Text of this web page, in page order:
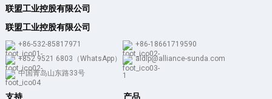
联盟工业控股有限公司
联盟工业控股有限公司
+86-532-85817971
+86-18661719590
+852 9521 6803（WhatsApp）
aldlp@alliance-sunda.com
中国青岛山东路33号
支持 产品